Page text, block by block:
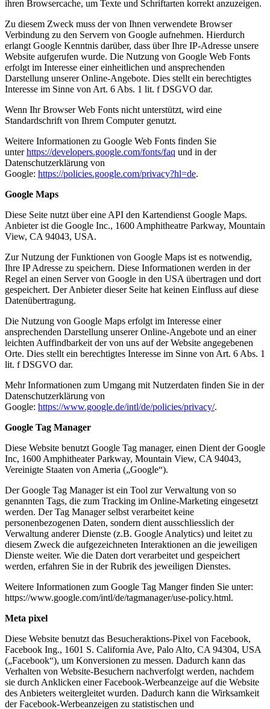
ihren Browsercache, um Texte und Schriftarten korrekt anzuzeigen.
Zu diesem Zweck muss der von Ihnen verwendete Browser
Verbindung zu den Servern von Google aufnehmen. Hierdurch
erlangt Google Kenntnis darüber, dass über Ihre IP-Adresse unsere
Website aufgerufen wurde. Die Nutzung von Google Web Fonts
erfolgt im Interesse einer einheitlichen und ansprechenden
Darstellung unserer Online-Angebote. Dies stellt ein berechtigtes
Interesse im Sinne von Art. 6 Abs. 1 lit. f DSGVO dar.
Wenn Ihr Browser Web Fonts nicht unterstützt, wird eine
Standardschrift von Ihrem Computer genutzt.
Weitere Informationen zu Google Web Fonts finden Sie
unterhttps://developers.google.com/fonts/faq und in der
Datenschutzerklärung von
Google: https://policies.google.com/privacy?hl=de.
Google Maps
Diese Seite nutzt über eine API den Kartendienst Google Maps.
Anbieter ist die Google Inc., 1600 Amphitheatre Parkway, Mountain
View, CA 94043, USA.
Zur Nutzung der Funktionen von Google Maps ist es notwendig,
Ihre IP Adresse zu speichern. Diese Informationen werden in der
Regel an einen Server von Google in den USA übertragen und dort
gespeichert. Der Anbieter dieser Seite hat keinen Einfluss auf diese
Datenübertragung.
Die Nutzung von Google Maps erfolgt im Interesse einer
ansprechenden Darstellung unserer Online-Angebote und an einer
leichten Auffindbarkeit der von uns auf der Website angegebenen
Orte. Dies stellt ein berechtigtes Interesse im Sinne von Art. 6 Abs. 1
lit. f DSGVO dar.
Mehr Informationen zum Umgang mit Nutzerdaten finden Sie in der
Datenschutzerklärung von
Google: https://www.google.de/intl/de/policies/privacy/.
Google Tag Manager
Diese Website benutzt Google Tag manager, einen Dient der Google
Inc, 1600 Amphitheater Parkway, Mountain View, CA 94043,
Vereinigte Staaten von Ameria („Google“).
Der Google Tag Manager ist ein Tool zur Verwaltung von so
genannten Tags, die zum Tracking im Online-Marketing eingesetzt
werden. Der Tag Manager selbst verarbeitet keine
personenbezogenen Daten, sondern dient ausschliesslich der
Verwaltung anderer Dienste (z.B. Google Analytics) und leitet zu
diesem Zweck die aufgezeichneten Interaktionen an die jeweiligen
Dienste weiter. Wie die Daten dort verarbeitet und gespeichert
werden, erfahren Sie in der Rubrik des jeweiligen Dienstes.
Weitere Informationen zum Google Tag Manger finden Sie unter:
https://www.google.com/intl/de/tagmanager/use-policy.html.
Meta pixel
Diese Website benutzt das Besucheraktions-Pixel von Facebook,
Facebook Ing., 1601 S. California Ave, Palo Alto, CA 94304, USA
(„Facebook“), um Konversionen zu messen. Dadurch kann das
Verhalten von Website-Besuchern nachverfolgt werden, nachdem
sie durch Anklicken einer Facebook-Werbeanzeige auf die Website
des Anbieters weitergleitet wurden. Dadurch kann die Wirksamkeit
der Facebook-Werbeanzeigen zu statistischen und